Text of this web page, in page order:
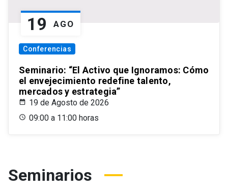
19 AGO
Conferencias
Seminario: “El Activo que Ignoramos: Cómo
el envejecimiento redefine talento,
mercados y estrategia”
19 de Agosto de 2026
09:00 a 11:00 horas
Seminarios